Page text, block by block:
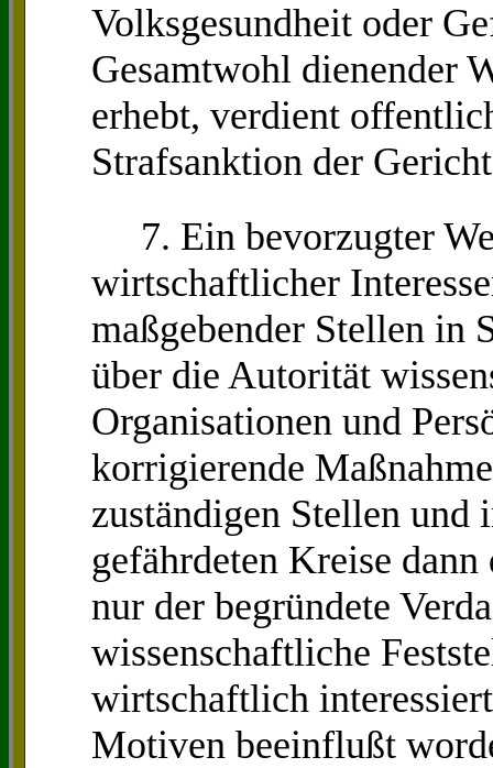
Volksgesundheit oder
Gesamtwohl dienender
erhebt, verdient
Strafsanktion der
7. Ein bevorzugter
wirtschaftlicher
maßgebender Stellen in
über die Autorität
Organisationen und
korrigierende
zuständigen Stellen und
gefährdeten Kreise
nur der begründete
wissenschaftliche
wirtschaftlich
Motiven beeinflußt